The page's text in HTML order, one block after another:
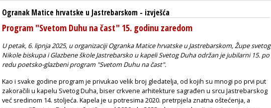
Ogranak Matice hrvatske u Jastrebarskom - izvješća
Program "Svetom Duhu na čast" 15. godinu zaredom
U petak, 6. lipnja 2025, u organizaciji Ogranka Matice hrvatske u Jastrebarskom, Župe svetog
Nikole biskupa i Glazbene škole Jastrebarsko u kapeli Svetog Duha održan je jubilarni 15. po
redu poetsko-glazbeni program "Svetom Duhu na čast".
Kao i svake godine program je privukao velik broj gledatelja, od kojih su mnogi po prvi put
zakoračili u kapelu Svetog Duha, biser crkvene arhitekture sagrađen u srcu Jastrebarskog
već sredinom 14. stoljeća. Kapela je u potresima 2020. pretrpjela znatna oštećenja, a